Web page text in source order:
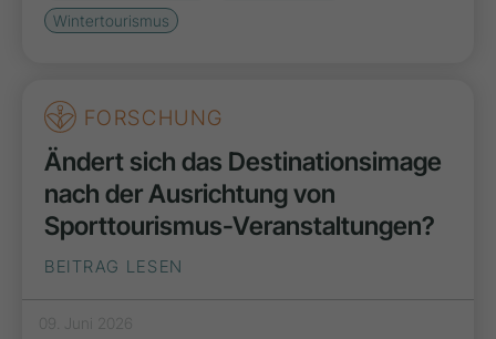
Wintertourismus
FORSCHUNG
Ändert sich das Destinationsimage
nach der Ausrichtung von
Sporttourismus-Veranstaltungen?
BEITRAG LESEN
09. Juni 2026